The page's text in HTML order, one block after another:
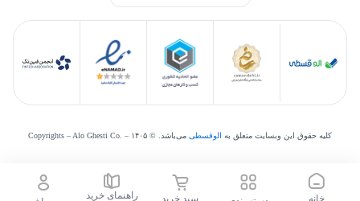
کلیه حقوق این وبسایت متعلق به الوقسطی می‌‌باشد. © Copyrights – Alo Ghesti Co. – ۱۴۰۵
خانه سبد خرید راهنمای خرید